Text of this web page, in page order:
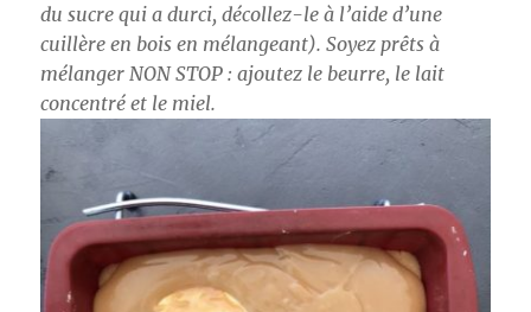
du sucre qui a durci, décollez-le à l’aide d’une
cuillère en bois en mélangeant). Soyez prêts à
mélanger NON STOP : ajoutez le beurre, le lait
concentré et le miel.